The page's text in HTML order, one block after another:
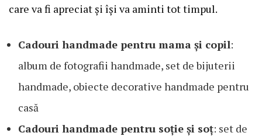
care va fi apreciat și își va aminti tot timpul.
Cadouri handmade pentru mama și copil:
album de fotografii handmade, set de bijuterii
handmade, obiecte decorative handmade pentru
casă
Cadouri handmade pentru soție și soț: set de